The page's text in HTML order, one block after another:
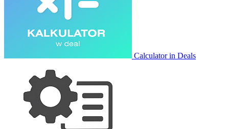
Calculator in Deals